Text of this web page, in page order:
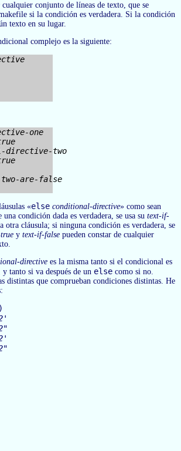
cualquier conjunto de líneas de texto, que se
si la condición es verdadera. Si la condición
texto en su lugar.
complejo es la siguiente:
one
directive-two
are-false
«else conditional-directive» como sean
una condición dada es verdadera, se usa su text-if-
otra cláusula; si ninguna condición es verdadera, se
y text-if-false pueden constar de cualquier
directive es la misma tanto si el condicional es
tanto si va después de un else como si no.
distintas que comprueban condiciones distintas. He
)
'
"
'
"